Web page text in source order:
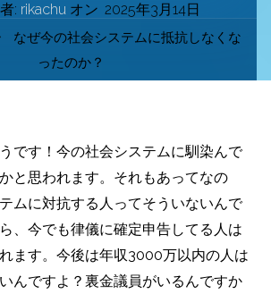
: rikachu オン 2025年3月14日
なぜ今の社会システムに抵抗しなくな
ったのか？
です！今の社会システムに馴染んで
と思われます。それもあってなの
ムに対抗する人ってそういないんで
、今でも律儀に確定申告してる人は
ます。今後は年収3000万以内の人は
んですよ？裏金議員がいるんですか